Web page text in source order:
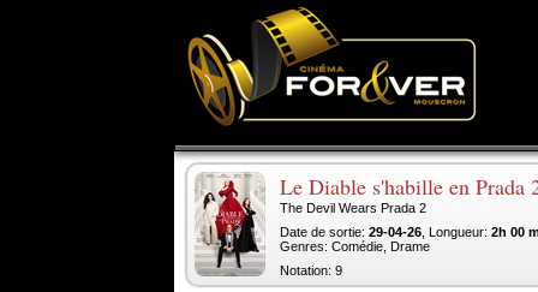
Le Diable s'habille en Prada
The Devil Wears Prada 2
Date de sortie: 29-04-26 , Longueur: 2h 00
Genres: Comédie, Drame
Notation: 9